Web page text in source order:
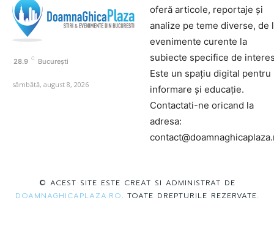
28.9 C București
sâmbătă, august 8, 2026
oferă articole, reportaje și
analize pe teme diverse, de
evenimente curente la
subiecte specifice de
Este un spațiu digital pentru
informare și educație.
Contactati-ne oricand la
adresa:
© ACEST SITE ESTE CREAT SI ADMINISTRAT DE
DOAMNAGHICAPLAZA.RO. TOATE DREPTURILE REZERVATE.